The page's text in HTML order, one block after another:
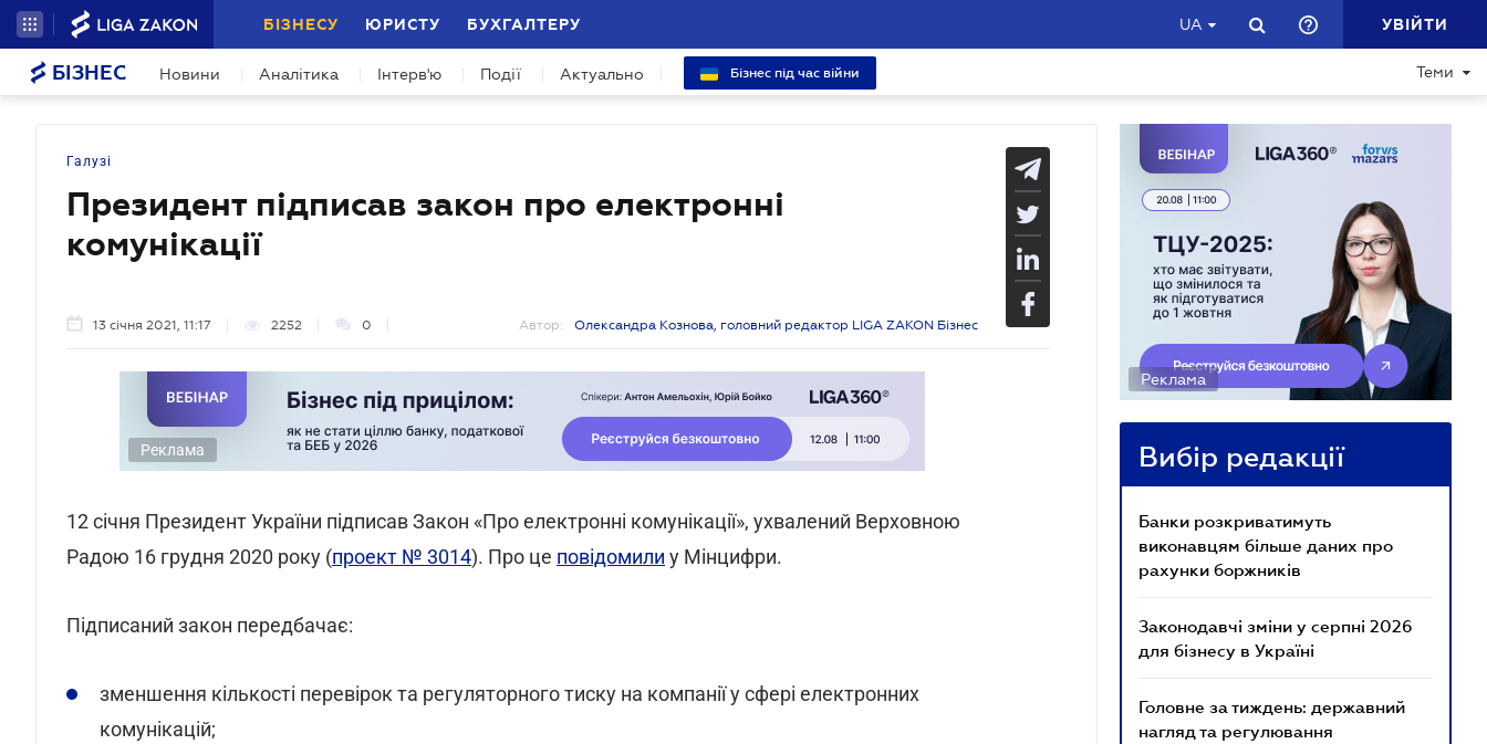
БІЗНЕСУ ЮРИСТУ БУХГАЛТЕРУ UA УВІЙТИ
БІЗНЕС Новини Аналітика Інтерв'ю Події Актуально Бізнес під час війни Теми
Галузі
Президент підписав закон про електронні
комунікації
13 січня 2021, 11:17 2252 0 Автор: Олександра Кознова, головний редактор LIGA ZAKON Бізнес
Реклама
12 січня Президент України підписав Закон «Про електронні комунікації», ухвалений Верховною
Радою 16 грудня 2020 року (проект № 3014). Про це повідомили у Мінцифри.
Підписаний закон передбачає:
зменшення кількості перевірок та регуляторного тиску на компанії у сфері електронних
комунікацій;
Реклама
Вибір редакції
Банки розкриватимуть
виконавцям більше даних про
рахунки боржників
Законодавчі зміни у серпні 2026
для бізнесу в Україні
Головне за тиждень: державний
нагляд та регулювання